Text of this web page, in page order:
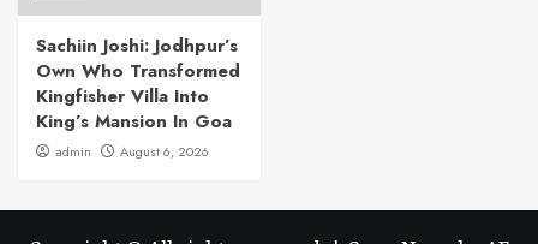
Sachiin Joshi: Jodhpur’s
Own Who Transformed
Kingfisher Villa Into
King’s Mansion In Goa
admin August 6, 2026